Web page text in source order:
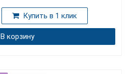
Купить в 1 клик
В корзину